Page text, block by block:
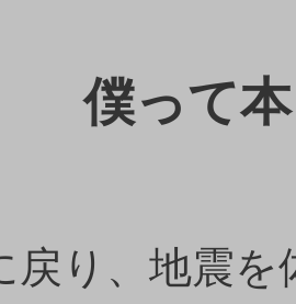
僕って
戻り、地震